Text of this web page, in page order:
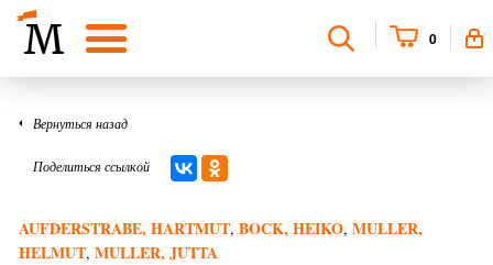
0
Вернуться назад
Поделиться ссылкой
AUFDERSTRABE, HARTMUT, BOCK, HEIKO, MULLER,
HELMUT, MULLER, JUTTA